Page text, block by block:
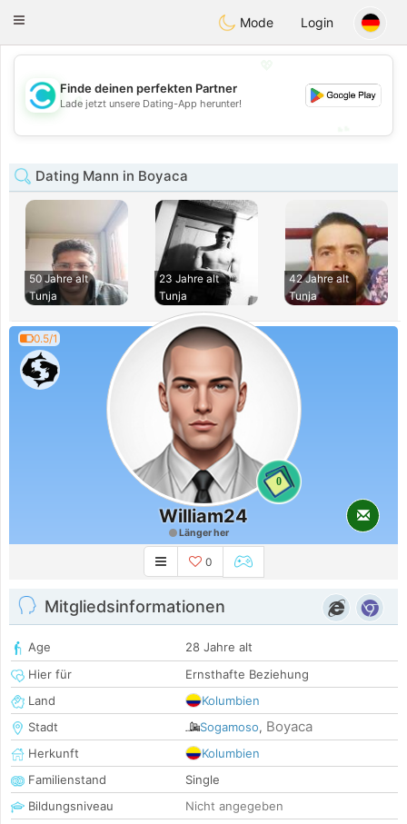
olombiaCitas
Toggle
Mode Login
💖
💕
Finde deinen perfekten Partner
Lade jetzt unsere Dating-App herunter!
Dating Mann in Boyaca
50 Jahre alt
Tunja
23 Jahre alt
Tunja
42 Jahre alt
Tunja
0.5/1
0
William24
Länger her
0
Mitgliedsinformationen
Age
28 Jahre alt
Hier für
Ernsthafte Beziehung
Land
Kolumbien
Stadt
Sogamoso, Boyaca
Herkunft
Kolumbien
Familienstand
Single
Bildungsniveau
Nicht angegeben